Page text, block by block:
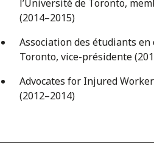
l’Université de Toronto,
(2014–2015)
Association des étudiants
Toronto, vice-présidente
Advocates for Injured
(2012–2014)